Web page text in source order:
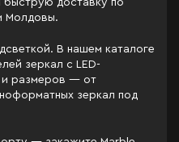
Молдовы.
В нашем каталоге
зеркал с LED-
и размеров — от
зеркал под